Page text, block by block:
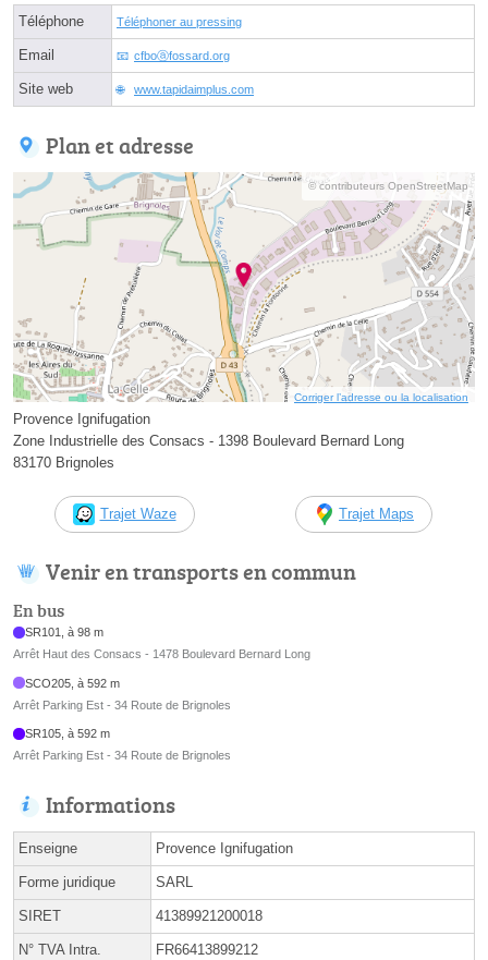
Téléphone Téléphoner au pressing
Email cfboⓐfossard.org
Site web www.tapidaimplus.com
Plan et adresse
© contributeurs OpenStreetMap
Corriger l’adresse ou la localisation
Provence Ignifugation
Zone Industrielle des Consacs - 1398 Boulevard Bernard Long
83170 Brignoles
Trajet Waze Trajet Maps
Venir en transports en commun
En bus
SR101, à 98 m
Arrêt Haut des Consacs - 1478 Boulevard Bernard Long
SCO205, à 592 m
Arrêt Parking Est - 34 Route de Brignoles
SR105, à 592 m
Arrêt Parking Est - 34 Route de Brignoles
Informations
Enseigne Provence Ignifugation
Forme juridique SARL
SIRET 41389921200018
N° TVA Intra. FR66413899212